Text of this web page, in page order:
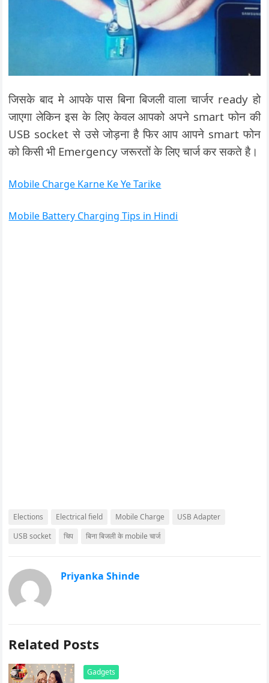
जिसके बाद मे आपके पास बिना बिजली वाला चार्जर ready हो
जाएगा लेकिन इस के लिएकेवल आपको अपने smart फोन की
USB socket से उसे जोड़ना है फिर आप आपने smart फोन
को किसी भी Emergency जरूरतों के लिए चार्ज कर सकते है।
Mobile Charge Karne Ke Ye Tarike
Mobile Battery Charging Tips in Hindi
Elections Electrical field Mobile Charge
USB Adapter
USB socket
चिप बिना बिजली के mobile चार्ज
Priyanka Shinde
Related Posts
Gadgets